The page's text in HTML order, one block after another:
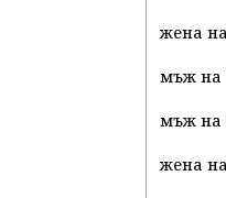
жена
мъж на
мъж на
жена